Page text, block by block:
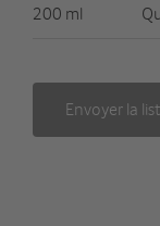
200 ml
Envoyer la